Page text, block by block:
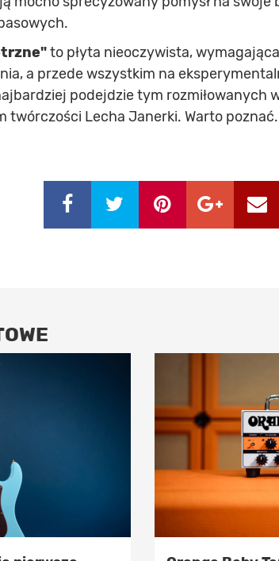
to płyta nieoczywista,
a przede wszystkim na
podejdzie tym rozmiłowanych
twórczości Lecha Janerki. Warto poznać.